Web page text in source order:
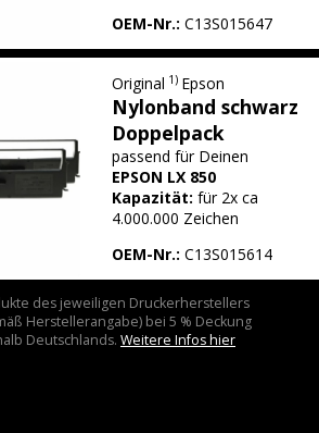
OEM-Nr.: C13S015647
Original 1) Epson
Nylonband schwarz
Doppelpack
passend für Deinen
EPSON LX 850
Kapazität: für 2x ca
4.000.000 Zeichen
OEM-Nr.: C13S015614
des jeweiligen Druckerherstellers
Herstellerangabe) bei 5 % Deckung
Deutschlands. Weitere Infos hier